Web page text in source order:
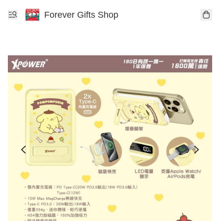
Forever Gifts Shop